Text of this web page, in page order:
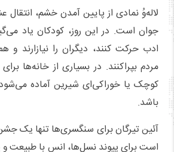
لاله‌وُ نمادی از پایین آمدن خشم،
جوان است. در این روز، کودکان یاد
ادب حرکت کنند، دیگران را نیازارند و
مردم بپراکنند. در بسیاری از خانه‌ها
کوچک یا خوراکی‌ای شیرین آماده می‌شود
باشد.
آئین تیرگان برای سنگسری‌ها تنها یک
است برای پیوند نسل‌ها، انس با طبیعت و